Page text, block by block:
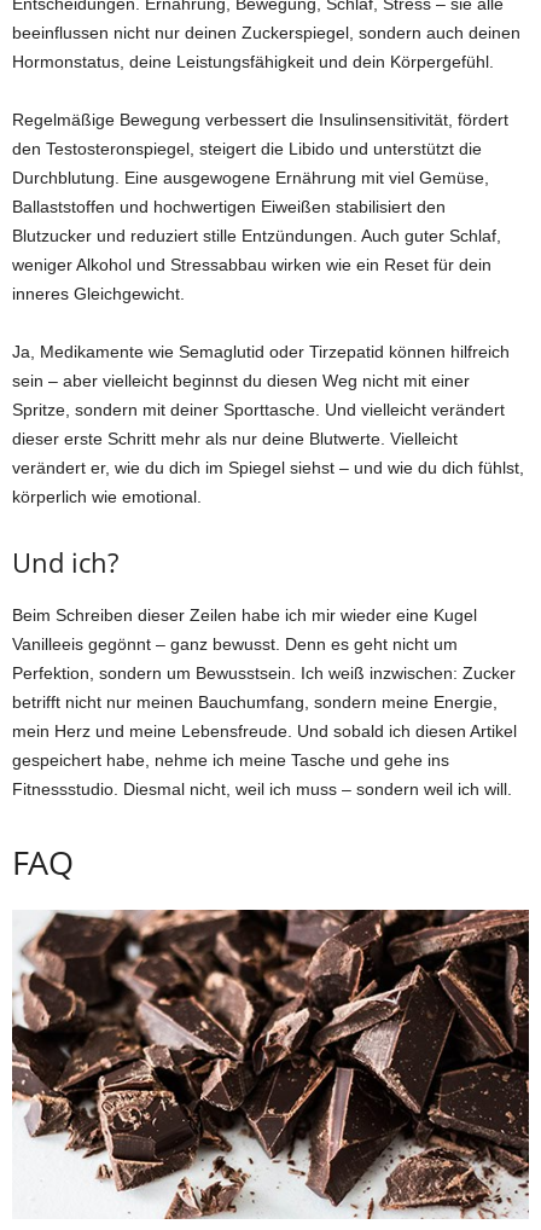
beeinflussen nicht nur deinen Zuckerspiegel, sondern auch deinen
Hormonstatus, deine Leistungsfähigkeit und dein Körpergefühl.
Regelmäßige Bewegung verbessert die Insulinsensitivität, fördert
den Testosteronspiegel, steigert die Libido und unterstützt die
Durchblutung. Eine ausgewogene Ernährung mit viel Gemüse,
Ballaststoffen und hochwertigen Eiweißen stabilisiert den
Blutzucker und reduziert stille Entzündungen. Auch guter Schlaf,
weniger Alkohol und Stressabbau wirken wie ein Reset für dein
inneres Gleichgewicht.
Ja, Medikamente wie Semaglutid oder Tirzepatid können hilfreich
sein – aber vielleicht beginnst du diesen Weg nicht mit einer
Spritze, sondern mit deiner Sporttasche. Und vielleicht verändert
dieser erste Schritt mehr als nur deine Blutwerte. Vielleicht
verändert er, wie du dich im Spiegel siehst – und wie du dich fühlst,
körperlich wie emotional.
Und ich?
Beim Schreiben dieser Zeilen habe ich mir wieder eine Kugel
Vanilleeis gegönnt – ganz bewusst. Denn es geht nicht um
Perfektion, sondern um Bewusstsein. Ich weiß inzwischen: Zucker
betrifft nicht nur meinen Bauchumfang, sondern meine Energie,
mein Herz und meine Lebensfreude. Und sobald ich diesen Artikel
gespeichert habe, nehme ich meine Tasche und gehe ins
Fitnessstudio. Diesmal nicht, weil ich muss – sondern weil ich will.
FAQ